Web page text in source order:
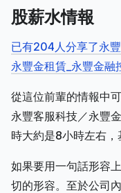
股薪水情報
已有204人分享了永
永豐金租賃_永豐金
從這位前輩的情報中
永豐客服科技／永豐
時大約是8小時左右，
如果要用一句話形容
切的形容。至於公司